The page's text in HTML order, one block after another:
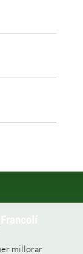
millorar